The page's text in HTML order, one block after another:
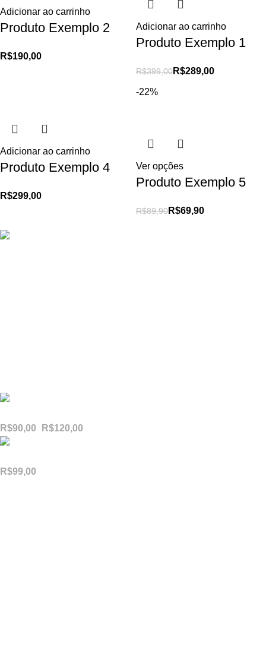
Adicionar ao carrinho
Produto Exemplo 2
R$190,00
Adicionar ao carrinho
Produto Exemplo 1
R$399,00R$289,00
Adicionar ao carrinho
Produto Exemplo 4
R$299,00
-22%
Ver opções
Produto Exemplo 5
R$89,90R$69,90
R$90,00 R$120,00
R$99,00